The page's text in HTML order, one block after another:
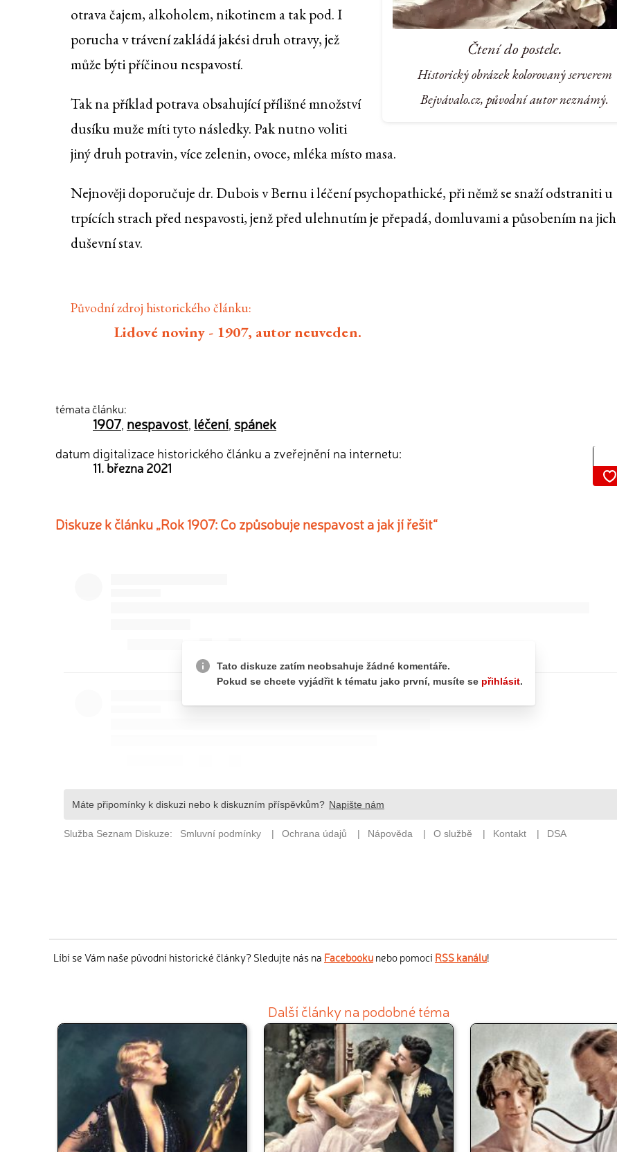
Čtení do postele.
Historický obrázek kolorovaný serverem
Bejvávalo.cz, původní autor neznámý.
otrava čajem, alkoholem, nikotinem a tak pod. I
porucha v trávení zakládá jakési druh otravy, jež
může býti příčinou nespavostí.
Tak na příklad potrava obsahující přílišné množství
dusíku muže míti tyto následky. Pak nutno voliti
jiný druh potravin, více zelenin, ovoce, mléka místo masa.
Nejnověji doporučuje dr. Dubois v Bernu i léčení psychopathické, při němž se snaží odstraniti u
trpících strach před nespavosti, jenž před ulehnutím je přepadá, domluvami a působením na jich
duševní stav.
Původní zdroj historického článku:
Lidové noviny - 1907, autor neuveden.
témata článku:
1907, nespavost, léčení, spánek
datum digitalizace historického článku a zveřejnění na internetu:
11. března 2021
Diskuze k článku „Rok 1907: Co způsobuje nespavost a jak jí řešit“
Líbí se Vám naše původní historické články? Sledujte nás na Facebookunebo pomocí RSS kanálu!
Další články na podobné téma